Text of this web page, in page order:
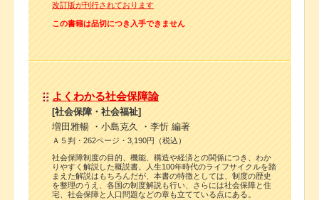
改訂版が刊行されております
この書籍は品切につき入手できません
よくわかる社会保障論
[社会保障・社会福祉]
増田雅暢 ・小島克久 ・李忻 編著
Ａ５判・262ページ・3,190円（税込）
社会保障制度の目的、機能、構造や経済との関係につき、わか
りやすく解説した概説書。人生100年時代のライフサイクルを踏
まえた解説はもちろんだが、本書の特徴としては、制度の歴史
を整理のうえ、各国の制度解説も行い、さらには社会保障と住
宅、社会保障と人口問題などの章も立てている点にある。